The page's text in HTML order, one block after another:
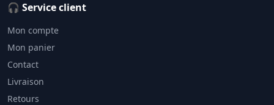
🎧 Service client
Mon compte
Mon panier
Contact
Livraison
Retours